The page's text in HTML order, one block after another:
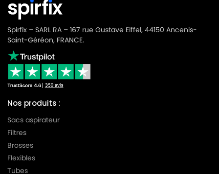
Spirfix – SARL RA – 167 rue Gustave Eiffel, 44150 Ancenis-
Saint-Géréon, FRANCE.
Nos produits :
Sacs aspirateur
Filtres
Brosses
Flexibles
Tubes